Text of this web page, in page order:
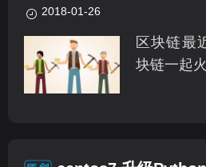
2018-01-26
区块链最
块链一起